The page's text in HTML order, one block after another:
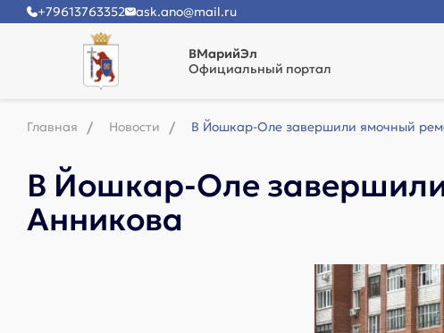
+79613763352 ask.ano@mail.ru
ВМарийЭл
Официальный портал
Главная Новости В Йошкар-Оле завершили ямочный
В Йошкар-Оле
Анникова